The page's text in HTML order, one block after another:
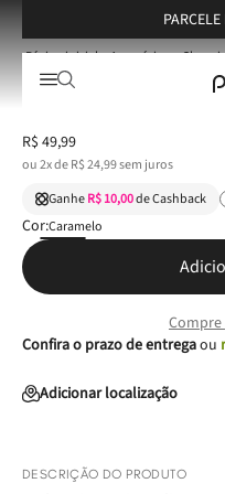
Acessórios
Chaveiro Petite Jolie
R$ 49,99
ou2x deR$24,99sem juros
GanheR$ 10,00de Cashback
Cor:Caramelo
Confira o prazo de entregaou
Adicionar localização
DESCRIÇÃO DO PRODUTO